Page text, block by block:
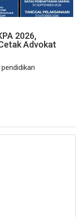
2026,
Advokat